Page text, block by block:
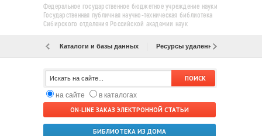
Федеральное государственное бюджетное учреждение науки
Государственная публичная научно-техническая библиотека
Сибирского отделения Российской академии наук
Каталоги и базы данных Ресурсы удаленного доступа
на сайте
в каталогах
ON-LINE ЗАКАЗ ЭЛЕКТРОННОЙ СТАТЬИ
БИБЛИОТЕКА ИЗ ДОМА